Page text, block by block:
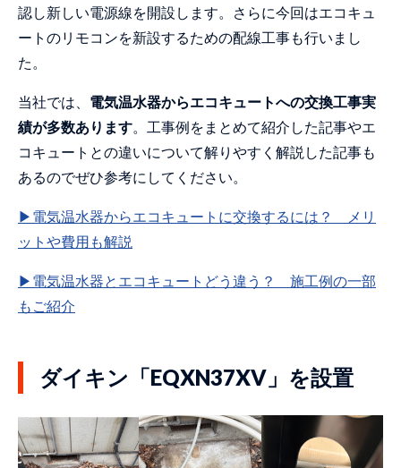
認し新しい電源線を開設します。さらに今回はエコキュ
ートのリモコンを新設するための配線工事も行いまし
た。
当社では、 電気温水器からエコキュートへの交換工事実
績が多数あります。工事例をまとめて紹介した記事やエ
コキュートとの違いについて解りやすく解説した記事も
あるのでぜひ参考にしてください。
▶電気温水器からエコキュートに交換するには？ メリ
ットや費用も解説
▶電気温水器とエコキュートどう違う？ 施工例の一部
もご紹介
ダイキン「EQXN37XV」を設置